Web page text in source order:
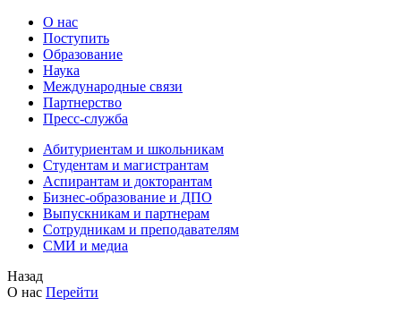
О нас
Поступить
Образование
Наука
Международные связи
Партнерство
Пресс-служба
Абитуриентам и школьникам
Студентам и магистрантам
Аспирантам и докторантам
Бизнес-образование и ДПО
Выпускникам и партнерам
Сотрудникам и преподавателям
СМИ и медиа
Назад
О нас Перейти